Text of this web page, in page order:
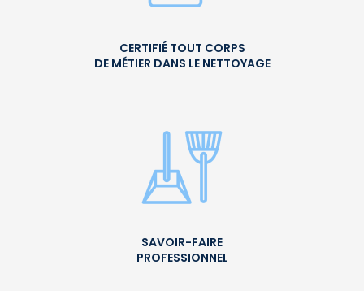
CERTIFIÉ TOUT CORPS
DE MÉTIER DANS LE NETTOYAGE
SAVOIR-FAIRE
PROFESSIONNEL